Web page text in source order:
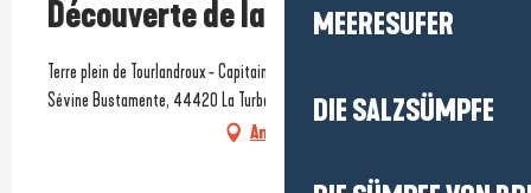
MEERESUFER
DIE SALZSÜMPFE
Découverte de la voile en famille
Terre plein de Tourlandroux - Capitainerie, Port de plaisance - Quai
Sévine Bustamente, 44420 La Turballe
Anfahrt